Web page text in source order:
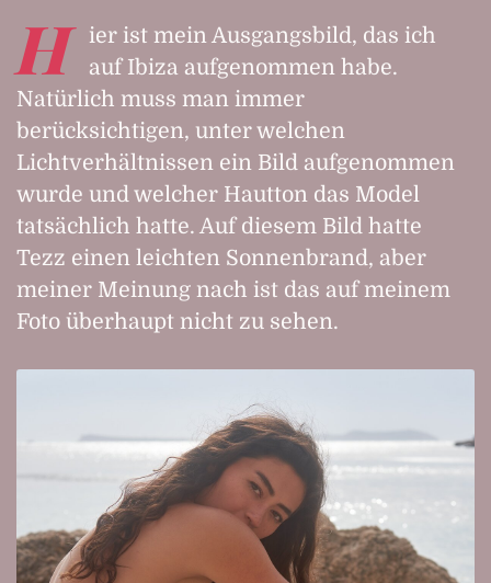
H
ier ist mein Ausgangsbild, das ich
auf Ibiza aufgenommen habe.
Natürlich muss man immer
berücksichtigen, unter welchen
Lichtverhältnissen ein Bild aufgenommen
wurde und welcher Hautton das Model
tatsächlich hatte. Auf diesem Bild hatte
Tezz einen leichten Sonnenbrand, aber
meiner Meinung nach ist das auf meinem
Foto überhaupt nicht zu sehen.